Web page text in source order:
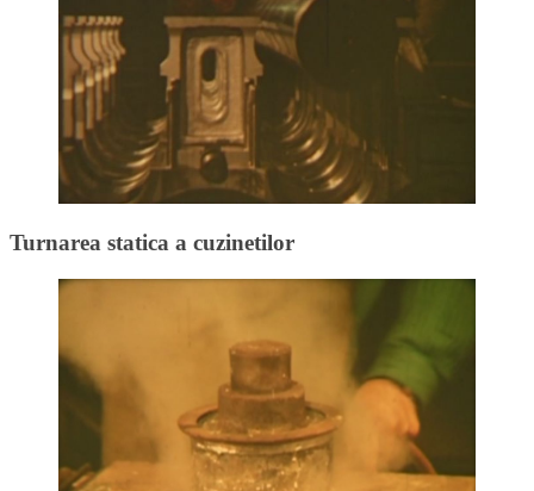
Turnarea statica a cuzinetilor